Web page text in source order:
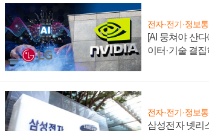
전자·전기·정보
[AI 뭉쳐야 산
이터·기술 결
전자·전기·정보
삼성전자 넷리